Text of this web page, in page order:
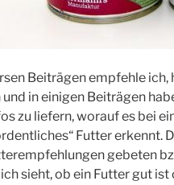
Beiträgen empfehle
in einigen Beiträgen
zu liefern, worauf es bei
Futter erkennt.
gebeten
sieht, ob ein Futter gut